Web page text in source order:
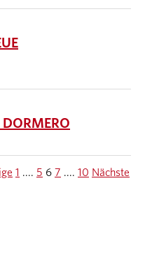
DORMERO
1 .... 5 6 7 .... 10 Nächste